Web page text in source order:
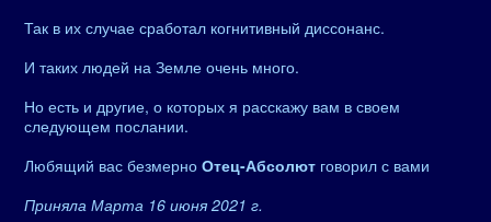
Так в их случае сработал когнитивный диссонанс.
И таких людей на Земле очень много.
Но есть и другие, о которых я расскажу вам в своем
следующем послании.
Любящий вас безмерно Отец-Абсолют говорил с вами
Приняла Марта 16 июня 2021 г.